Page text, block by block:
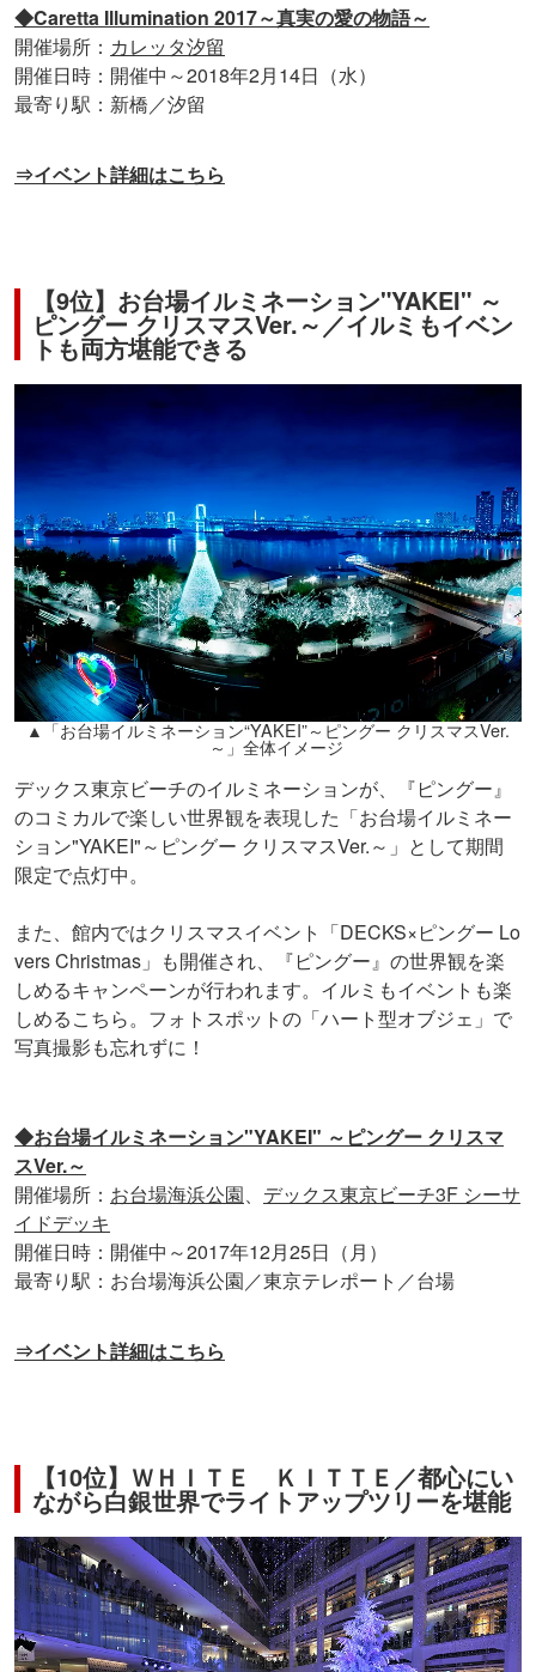
◆Caretta Illumination 2017～真実の愛の物語～
開催場所： カレッタ汐留
開催日時：開催中～2018年2月14日（水）
最寄り駅：新橋／汐留
⇒イベント詳細はこちら
【9位】お台場イルミネーション"YAKEI" ～
ピングー クリスマスVer.～／イルミもイベン
トも両方堪能できる
▲「お台場イルミネーション“YAKEI”～ピングー クリスマスVer.
～」全体イメージ
デックス東京ビーチのイルミネーションが、『ピングー』
のコミカルで楽しい世界観を表現した「お台場イルミネー
ション"YAKEI"～ピングー クリスマスVer.～」として期間
限定で点灯中。
また、館内ではクリスマスイベント「DECKS×ピングー Lo
vers Christmas」も開催され、『ピングー』の世界観を楽
しめるキャンペーンが行われます。イルミもイベントも楽
しめるこちら。フォトスポットの「ハート型オブジェ」で
写真撮影も忘れずに！
◆お台場イルミネーション"YAKEI" ～ピングー クリスマ
スVer.～
開催場所： お台場海浜公園、 デックス東京ビーチ3F シーサ
イドデッキ
開催日時：開催中～2017年12月25日（月）
最寄り駅：お台場海浜公園／東京テレポート／台場
⇒イベント詳細はこちら
【10位】ＷＨＩＴＥ ＫＩＴＴＥ／都心にい
ながら白銀世界でライトアップツリーを堪能